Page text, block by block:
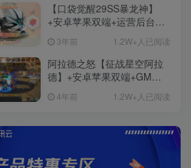
【口袋觉醒29SS暴龙神】
+安卓苹果双端+运营后台
端 3年前 1.2W+人已阅读
阿拉德之怒【征战星空阿拉
德】+安卓苹果双端+GM授
+详细教程
4年前 1.2W+人已阅读